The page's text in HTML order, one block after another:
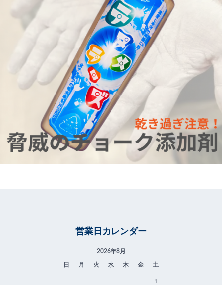
営業日カレンダー
2026年8月
日 月 火 水 木 金 土
1